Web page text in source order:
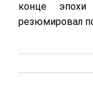
конце
резюмировал